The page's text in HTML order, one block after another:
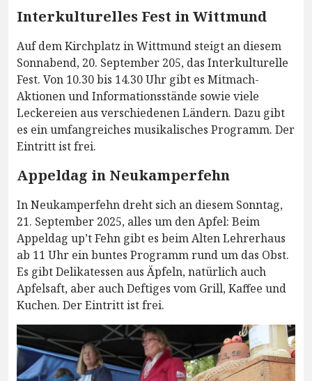
Interkulturelles Fest in Wittmund
Auf dem Kirchplatz in Wittmund steigt an diesem
Sonnabend, 20. September 205, das Interkulturelle
Fest. Von 10.30 bis 14.30 Uhr gibt es Mitmach-
Aktionen und Informationsstände sowie viele
Leckereien aus verschiedenen Ländern. Dazu gibt
es ein umfangreiches musikalisches Programm. Der
Eintritt ist frei.
Appeldag in Neukamperfehn
In Neukamperfehn dreht sich an diesem Sonntag,
21. September 2025, alles um den Apfel: Beim
Appeldag up’t Fehn gibt es beim Alten Lehrerhaus
ab 11 Uhr ein buntes Programm rund um das Obst.
Es gibt Delikatessen aus Äpfeln, natürlich auch
Apfelsaft, aber auch Deftiges vom Grill, Kaffee und
Kuchen. Der Eintritt ist frei.